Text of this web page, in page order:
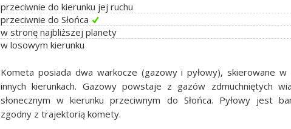
przeciwnie do kierunku jej ruchu
przeciwnie do Słońca
w stronę najbliższej planety
w losowym kierunku
Kometa posiada dwa warkocze (gazowy i pyłowy), skierowane w
innych kierunkach. Gazowy powstaje z gazów zdmuchniętych
słonecznym w kierunku przeciwnym do Słońca. Pyłowy jest
zgodny z trajektorią komety.